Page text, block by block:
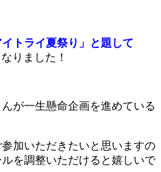
トライ夏祭り」と題して
りました！
が一生懸命企画を進めている
加いただきたいと思いますの
を調整いただけると嬉しいで